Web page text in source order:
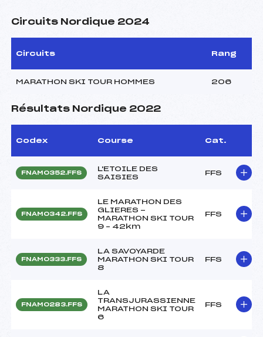
Circuits Nordique 2024
Circuits Rang
MARATHON SKI TOUR HOMMES 206
Résultats Nordique 2022
Codex Course Cat.
FNAM0352.FFS
L'ETOILE DES
SAISIES
FFS
FNAM0342.FFS
LE MARATHON DES
GLIERES -
MARATHON SKI TOUR
9 – 42km
FFS
FNAM0333.FFS
LA SAVOYARDE
MARATHON SKI TOUR
8
FFS
FNAM0283.FFS
LA
TRANSJURASSIENNE
MARATHON SKI TOUR
6
FFS